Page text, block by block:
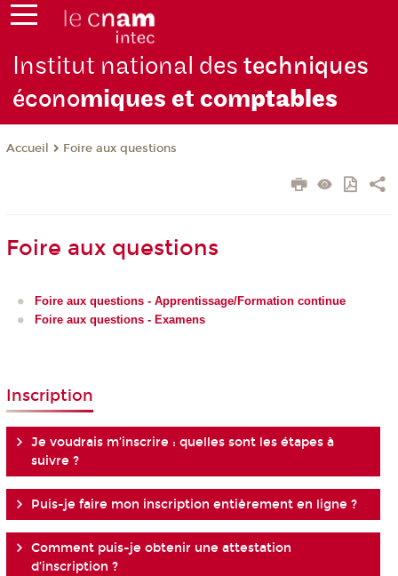
Institut national destechniques
économiques et comptables
Accueil Foire aux questions
Foire aux questions
Foire aux questions - Apprentissage/Formation continue
Foire aux questions - Examens
Inscription
Je voudrais m’inscrire : quelles sont les étapes à
suivre ?
Puis-je faire mon inscription entièrement en ligne ?
Comment puis-je obtenir une attestation
d’inscription ?